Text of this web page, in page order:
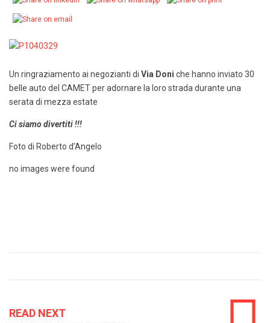
Un ringraziamento ai negozianti di Via Doni che hanno inviato 30
belle auto del CAMET per adornare la loro strada durante una
serata di mezza estate
Ci siamo divertiti !!!
Foto di Roberto d’Angelo
no images were found
READ NEXT